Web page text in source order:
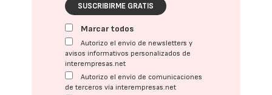
SUSCRIBIRME GRATIS
Marcar todos
Autorizo el envío de newsletters y
avisos informativos personalizados de
interempresas.net
Autorizo el envío de comunicaciones
de terceros vía interempresas.net